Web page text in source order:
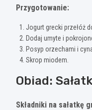
Przygotowanie:
Jogurt grecki przełóż
Dodaj umyte i
Posyp orzechami i
Skrop miodem.
Obiad:
Składniki na sałatkę